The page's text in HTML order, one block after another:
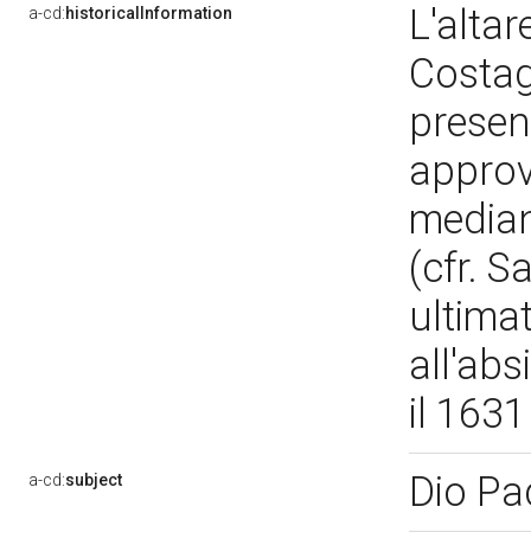
a-cd:historicalInformation
(cfr.
il
a-cd:subject Dio